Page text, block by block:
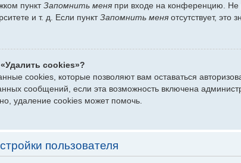
пунктЗапомнить меня при входе на конференцию. Не
и т. д. Если пунктЗапомнить меня отсутствует, это
cookies»?
cookies, которые позволяют вам оставаться
сообщений, если эта возможность включена
удаление cookies может помочь.
пользователя